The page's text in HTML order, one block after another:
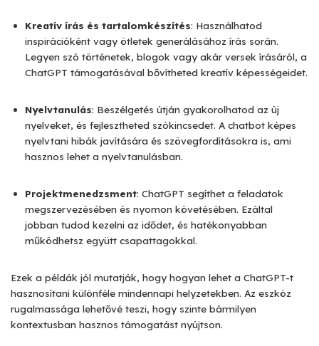
Kreatív írás és tartalomkészítés: Használhatod
inspirációként vagy ötletek generálásához írás során.
Legyen szó történetek, blogok vagy akár versek írásáról, a
ChatGPT támogatásával bővítheted kreatív képességeidet.
Nyelvtanulás: Beszélgetés útján gyakorolhatod az új
nyelveket, és fejlesztheted szókincsedet. A chatbot képes
nyelvtani hibák javítására és szövegfordításokra is, ami
hasznos lehet a nyelvtanulásban.
Projektmenedzsment: ChatGPT segíthet a feladatok
megszervezésében és nyomon követésében. Ezáltal
jobban tudod kezelni az idődet, és hatékonyabban
működhetsz együtt csapattagokkal.
Ezek a példák jól mutatják, hogy hogyan lehet a ChatGPT-t
hasznosítani különféle mindennapi helyzetekben. Az eszköz
rugalmassága lehetővé teszi, hogy szinte bármilyen
kontextusban hasznos támogatást nyújtson.